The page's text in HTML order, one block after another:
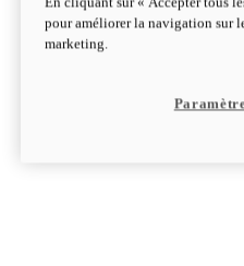
Hypermotard
Découvrez-le
pour améliorer la navigation sur
marketing.